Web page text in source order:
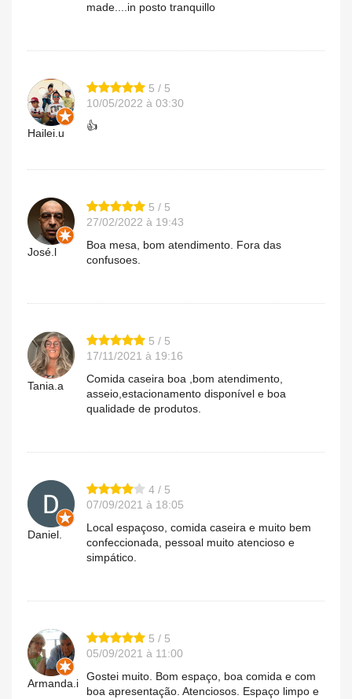
made....in posto tranquillo
Hailei.u
5 / 5
10/05/2022 à 03:30
👍
José.l
5 / 5
27/02/2022 à 19:43
Boa mesa, bom atendimento. Fora das
confusoes.
Tania.a
5 / 5
17/11/2021 à 19:16
Comida caseira boa ,bom atendimento,
asseio,estacionamento disponível e boa
qualidade de produtos.
Daniel.
4 / 5
07/09/2021 à 18:05
Local espaçoso, comida caseira e muito bem
confeccionada, pessoal muito atencioso e
simpático.
Armanda.i
5 / 5
05/09/2021 à 11:00
Gostei muito. Bom espaço, boa comida e com
boa apresentação. Atenciosos. Espaço limpo e